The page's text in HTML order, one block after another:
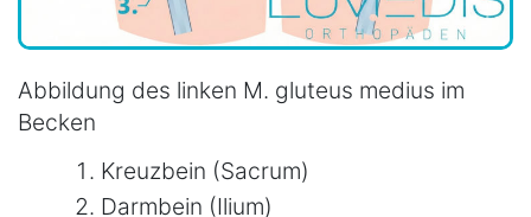
Abbildung des linken M. gluteus medius im
Becken
Kreuzbein (Sacrum)
Darmbein (Ilium)